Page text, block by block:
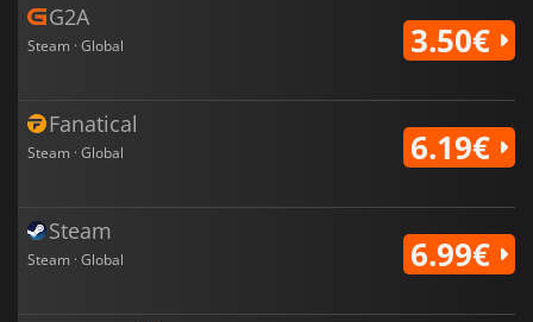
G2A
Steam · Global 3.50€
Fanatical
Steam · Global 6.19€
Steam
Steam · Global 6.99€